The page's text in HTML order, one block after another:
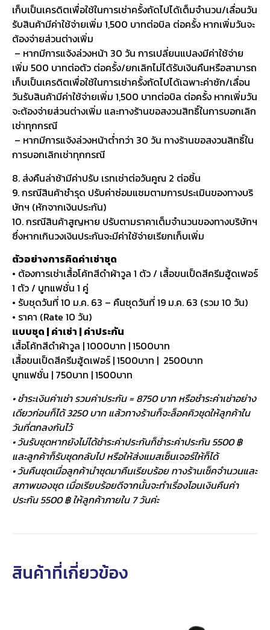
เก็บเป็นเครดิตเพื่อใช้ในการเช่าครั้งถัดไปได้เต็มจำนวน/เลื่อนวัน
รับสินค้ามีค่าใช้จ่ายเพิ่ม 1,500 บาทต่อบิล ต่อครั้ง หากเพิ่มวันจะ
ต้องจ่ายส่วนต่างเพิ่ม
– หากมีการแจ้งล่วงหน้า 30 วัน การเปลี่ยนแปลงมีค่าใช้จ่าย
เพิ่ม 500 บาทต่อตัว ต่อครั้ง/ยกเลิกไม่ได้รับเงินคืนหรือสามารถ
เก็บเป็นเครดิตเพื่อใช้ในการเช่าครั้งถัดไปได้เฉพาะค่าซัก/เลื่อน
วันรับสินค้ามีค่าใช้จ่ายเพิ่ม 1,500 บาทต่อบิล ต่อครั้ง หากเพิ่มวัน
จะต้องจ่ายส่วนต่างเพิ่ม และทางร้านขอสงวนสิทธิ์ในการบอกเลิก
เช่าทุกกรณี
– หากมีการแจ้งล่วงหน้าต่ำกว่า 30 วัน ทางร้านขอสงวนสิทธิ์ใน
การบอกเลิกเช่าทุกกรณี
8. ส่งคืนล่าช้ามีค่าปรับ เรทเช่าต่อวันคูณ 2 ต่อชิ้น
9. กรณีสินค้าชำรุด ปรับค่าซ่อมแซมตามการประเมินของทางบริ
ษัทฯ (หักจากเงินประกัน)
10. กรณีสินค้าสูญหาย ปรับตามราคาเต็มจำนวนของทางบริษัทฯ
ซึ่งหากเกินวงเงินประกันจะมีค่าใช้จ่ายเรียกเก็บเพิ่ม
ตัวอย่างการคิดค่าเช่าชุด
• ต้องการเช่าเสื้อโค้ทสีดำผ้าวูล 1 ตัว / เสื้อขนเป็ดสีครีมฮู้ดเฟอร์
1 ตัว / บูทแฟชั่น 1 คู่
• รับชุดวันที่ 10 ม.ค. 63 – คืนชุดวันที่ 19 ม.ค. 63 (รวม 10 วัน)
• ราคา (Rate 10 วัน)
แบบชุด | ค่าเช่า | ค่าประกัน
เสื้อโค้ทสีดำผ้าวูล | 1000บาท | 1500บาท
เสื้อขนเป็ดสีครีมฮู้ดเฟอร์ | 1500บาท | 2500บาท
บูทแฟชั่น | 750บาท | 1500บาท
• ชำระเงินค่าเช่า รวมค่าประกัน = 8750 บาท หรือชำระค่าเช่าอย่าง
เดียวก่อนก็ได้ 3250 บาท แล้วทางร้านก็จะล็อคคิวชุดให้ลูกค้าใน
วันที่ตกลงกันไว้
• วันรับชุดหากยังไม่ได้ชำระค่าประกันก็ชำระค่าประกัน 5500 ฿
และลูกค้าก็รับชุดกลับไป หรือให้ส่งแมสเซ็นเจอร์ให้ก็ได้
• วันคืนชุดเมื่อลูกค้านำชุดมาคืนเรียบร้อย ทางร้านเช็คจำนวนและ
สภาพของชุด เมื่อเรียบร้อยดีจากนั้นจะทำเรื่องโอนเงินคืนค่า
ประกัน 5500 ฿ ให้ลูกค้าภายใน 7 วันค่ะ
สินค้าที่เกี่ยวข้อง